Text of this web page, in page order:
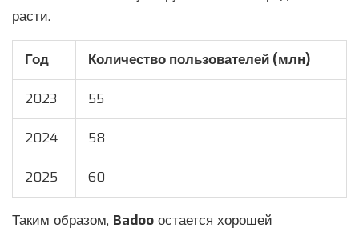
расти.
Год Количество пользователей (млн)
2023 55
2024 58
2025 60
Таким образом, Badoo остается хорошей